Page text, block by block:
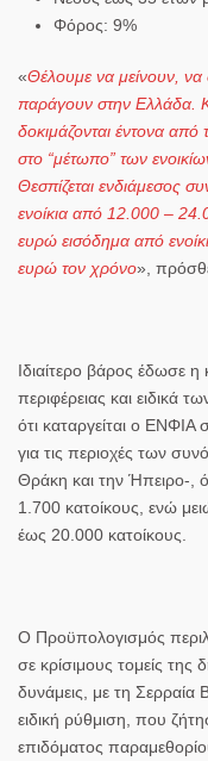
Φόρος: 9%
«Θέλουμε να μείνουν, να
παράγουν στην Ελλάδα.
δοκιμάζονται έντονα
στο “μέτωπο” των
Θεσπίζεται ενδιάμεσος
ενοίκια από 12.000 –
ευρώ εισόδημα από
ευρώ τον χρόνο»,
Ιδιαίτερο βάρος έδωσε η
περιφέρειας και ειδικά
ότι καταργείται ο ΕΝΦΙΑ
για τις περιοχές των
Θράκη και την Ήπειρο-,
1.700 κατοίκους , ενώ
έως 20.000 κατοίκους
Ο Προϋπολογισμός
σε κρίσιμους τομείς της
δυνάμεις , με τη Σερραία
ειδική ρύθμιση, που
επιδόματος